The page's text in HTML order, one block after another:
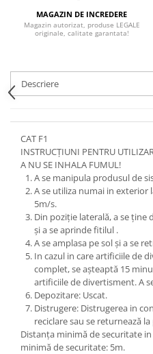
MAGAZIN DE INCREDERE
Magazin autorizat, produse LEGALE
originale, calitate garantata!
Descriere
CAT F1
INSTRUCȚIUNI PENTRU
A NU SE INHALA FUMUL!
A se manipula produsul de
A se utiliza numai in exterior
5m/s.
Din poziție laterală, a se
și a se aprinde fitilul .
A se amplasa pe sol și a se
In cazul in care artificiile de
complet, se așteaptă 15
artificiile de divertisment. A
Depozitare: Uscat.
Distrugere: Distrugerea in
reciclare sau se returnează
Distanța minimă de securitate
minimă de securitate: 5m.